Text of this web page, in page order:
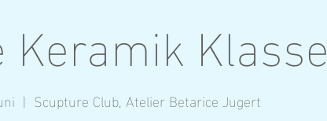
Keramik Klasse
  |
Scupture Club, Atelier Betarice Jugert